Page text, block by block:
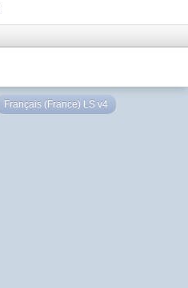
Français (France) LS v4